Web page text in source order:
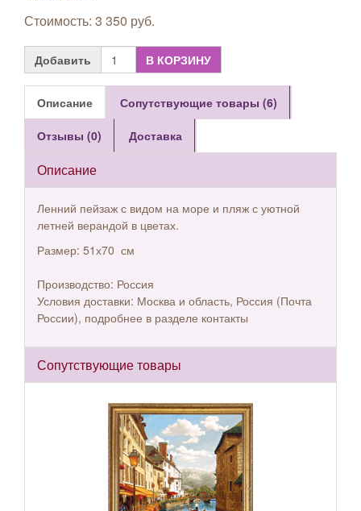
Стоимость: 3 350 руб.
Добавить В КОРЗИНУ
Описание Сопутствующие товары (6)
Отзывы (0) Доставка
Описание
Ленний пейзаж с видом на море и пляж с уютной
летней верандой в цветах.
Размер: 51х70 см
Производство: Россия
Условия доставки: Москва и область, Россия (Почта
России), подробнее в разделе контакты
Сопутствующие товары